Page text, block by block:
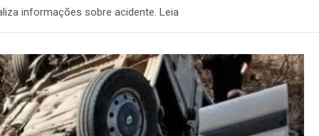
informações sobre acidente. Leia